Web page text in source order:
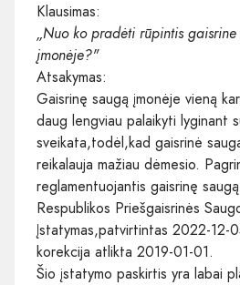
Klausimas:
„Nuo ko pradėti rūpintis
įmonėje?"
Atsakymas:
Gaisrinę saugą įmonėje vieną
daug lengviau palaikyti lyginant
sveikata,todėl,kad gaisrinė
reikalauja mažiau dėmesio.
reglamentuojantis gaisrinę
Respublikos Priešgaisrinės
Įstatymas,patvirtintas 2022-12-
korekcija atlikta 2019-01-01.
Šio įstatymo paskirtis yra labai